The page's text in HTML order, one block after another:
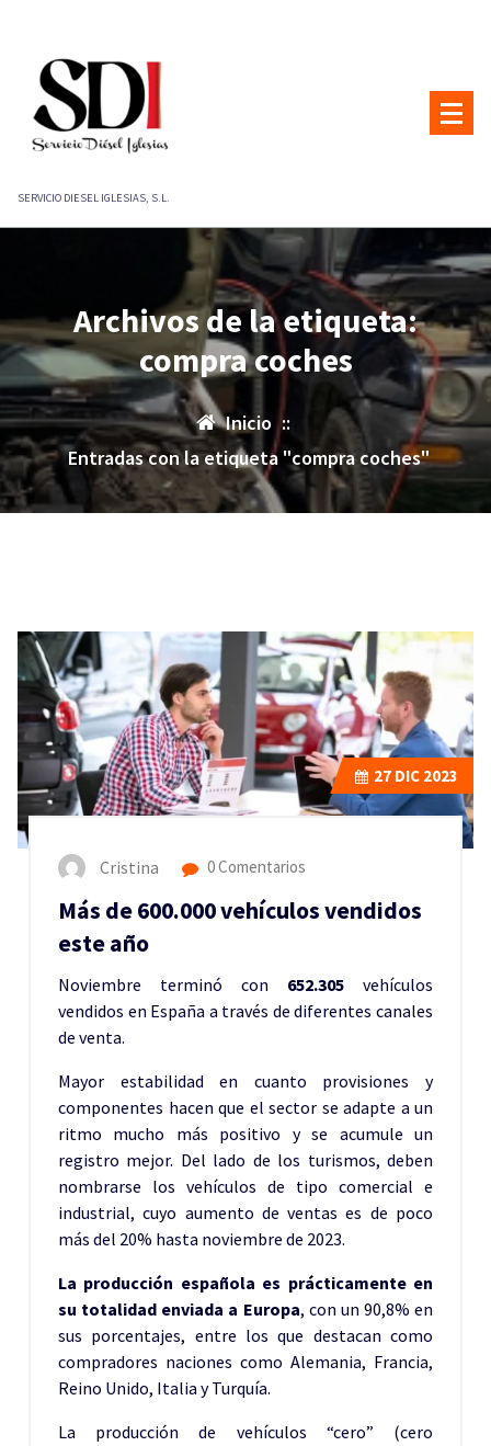
contenido
SERVICIO DIESEL IGLESIAS, S.L.
Archivos de la etiqueta:
compra coches
Inicio ::
Entradas con la etiqueta "compra coches"
27 DIC 2023
Cristina 0 Comentarios
Más de 600.000 vehículos vendidos
este año
Noviembre terminó con 652.305 vehículos
vendidos en España a través de diferentes canales
de venta.
Mayor estabilidad en cuanto provisiones y
componentes hacen que el sector se adapte a un
ritmo mucho más positivo y se acumule un
registro mejor. Del lado de los turismos, deben
nombrarse los vehículos de tipo comercial e
industrial, cuyo aumento de ventas es de poco
más del 20% hasta noviembre de 2023.
La producción española es prácticamente en
su totalidad enviada a Europa, con un 90,8% en
sus porcentajes, entre los que destacan como
compradores naciones como Alemania, Francia,
Reino Unido, Italia y Turquía.
La producción de vehículos “cero” (cero